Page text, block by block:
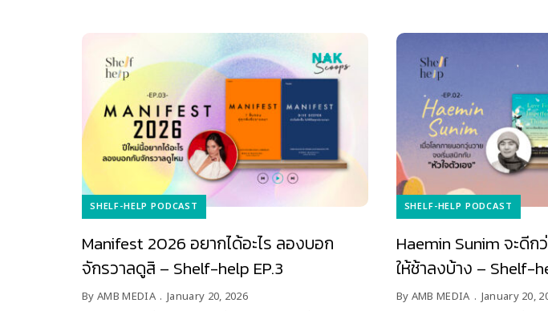
SHELF-HELP PODCAST
Manifest 2026 อยากได้อะไร ลองบอก
จักรวาลดูสิ – Shelf-help EP.3
By AMB MEDIA January 20, 2026
SHELF-HELP PODCAST
Haemin Sunim จะดีก
ให้ช้าลงบ้าง – Shelf-
By AMB MEDIA January 20,